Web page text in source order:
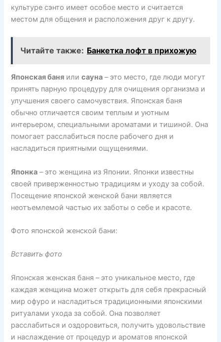
культуре сэнто имеет особое место и считается
местом для общения и расположения друг к другу.
Читайте также: Банкетка лофт в прихожую
Японская баня илисауна – это место, где люди могут
принять парную процедуру для очищения организма и
улучшения своего самочувствия. Японская баня
обычно отличается своим теплым и уютным
интерьером, специальными ароматами и тишиной. Она
помогает расслабиться после рабочего дня и
насладиться приятными ощущениями.
Японка – это женщина из Японии. Японки известны
своей приверженностью традициям и уходу за собой.
Посещение японской женской бани является
неотъемлемой частью их заботы о себе и красоте.
Фото японской женской бани:
Вставить фото
Японская женская баня – это уникальное место, где
каждая женщина может открыть для себя прекрасный
мир офуро и насладиться традиционными японскими
ритуалами ухода за собой. Она позволяет
расслабиться и оздоровиться, получить удовольствие
и наслаждение от процедур и ароматов японской